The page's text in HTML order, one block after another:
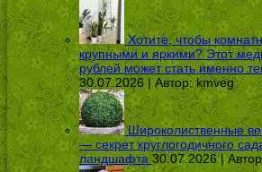
Хотите, чтобы
крупными и яркими? Этот
рублей может стать именно
30.07.2026 | Автор: kmveg
Широколиственные
— секрет круглогодичного
ландшафта 30.07.2026 |